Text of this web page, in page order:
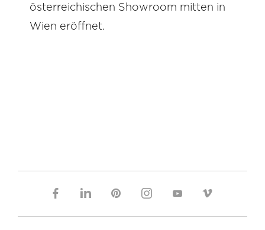
österreichischen Showroom mitten in
Wien eröffnet.